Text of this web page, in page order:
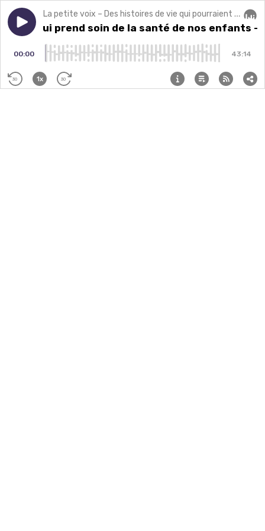
Play episodeLe doc qui prend soin de la santé de nos enfants -
La petite voix – Des histoires de vie qui pourraient changer la vôtre.
Le doc qui prend soin de la santé de nos enfants
00:00 43:14
30 1x 30